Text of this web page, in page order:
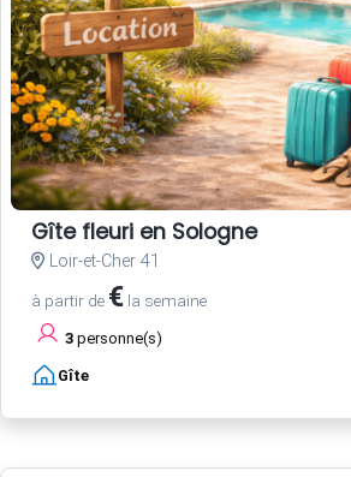
Gîte fleuri en Sologne
Loir-et-Cher 41
à partir de € la semaine
3 personne(s)
Gîte